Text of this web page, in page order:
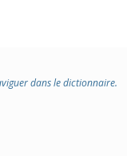
dans le dictionnaire.